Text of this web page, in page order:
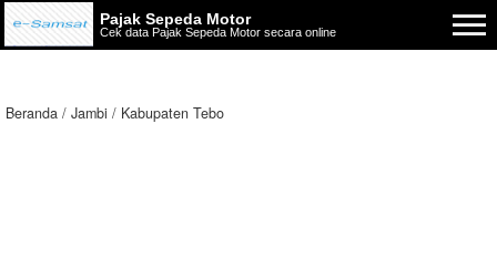
Pajak Sepeda Motor
Cek data Pajak Sepeda Motor secara online
Beranda Jambi Kabupaten Tebo